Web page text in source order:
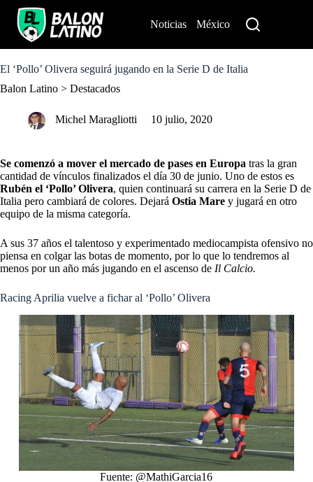
o
o
Noticias México
El ‘Pollo’ Olivera seguirá jugando en la Serie D de Italia
Balon Latino > Destacados
Michel Maragliotti 10 julio, 2020
Se comenzó a mover el mercado de pases en Europa tras la gran
cantidad de vínculos finalizados el día 30 de junio. Uno de estos es
Rubén el ‘Pollo’ Olivera, quien continuará su carrera en la Serie D de
Italia pero cambiará de colores. Dejará Ostia Mare y jugará en otro
equipo de la misma categoría.
A sus 37 años el talentoso y experimentado mediocampista ofensivo no
piensa en colgar las botas de momento, por lo que lo tendremos al
menos por un año más jugando en el ascenso de Il Calcio.
Racing Aprilia vuelve a fichar al ‘Pollo’ Olivera
Fuente: @MathiGarcia16